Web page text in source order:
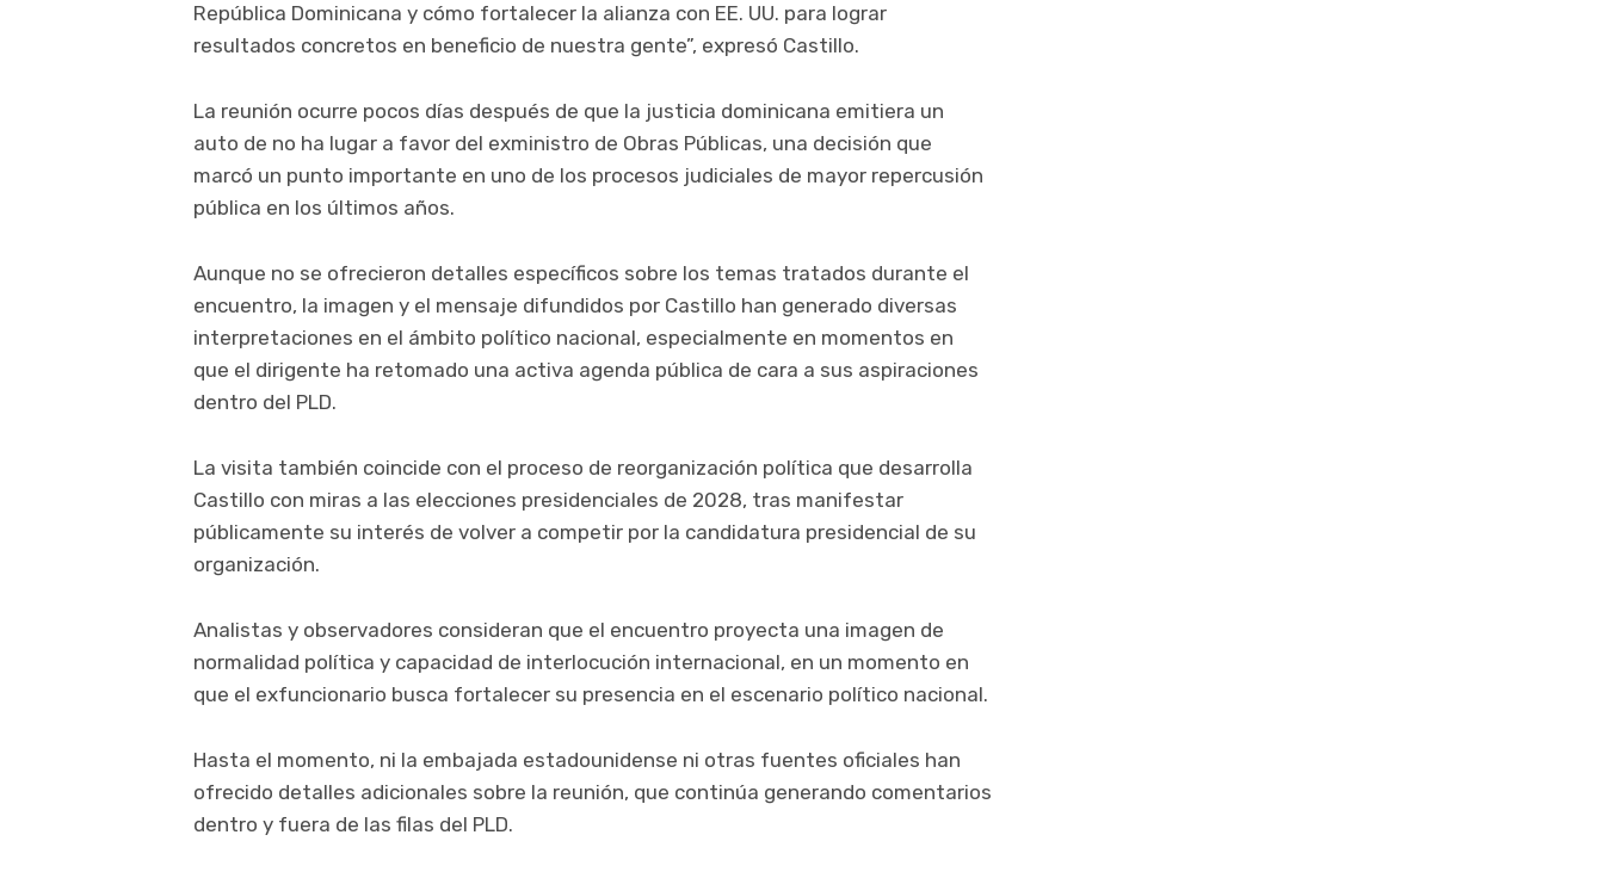
República Dominicana y cómo fortalecer la alianza con EE. UU. para lograr
resultados concretos en beneficio de nuestra gente”, expresó Castillo.
La reunión ocurre pocos días después de que la justicia dominicana emitiera un
auto de no ha lugar a favor del exministro de Obras Públicas, una decisión que
marcó un punto importante en uno de los procesos judiciales de mayor repercusión
pública en los últimos años.
Aunque no se ofrecieron detalles específicos sobre los temas tratados durante el
encuentro, la imagen y el mensaje difundidos por Castillo han generado diversas
interpretaciones en el ámbito político nacional, especialmente en momentos en
que el dirigente ha retomado una activa agenda pública de cara a sus aspiraciones
dentro del PLD.
La visita también coincide con el proceso de reorganización política que desarrolla
Castillo con miras a las elecciones presidenciales de 2028, tras manifestar
públicamente su interés de volver a competir por la candidatura presidencial de su
organización.
Analistas y observadores consideran que el encuentro proyecta una imagen de
normalidad política y capacidad de interlocución internacional, en un momento en
que el exfuncionario busca fortalecer su presencia en el escenario político nacional.
Hasta el momento, ni la embajada estadounidense ni otras fuentes oficiales han
ofrecido detalles adicionales sobre la reunión, que continúa generando comentarios
dentro y fuera de las filas del PLD.